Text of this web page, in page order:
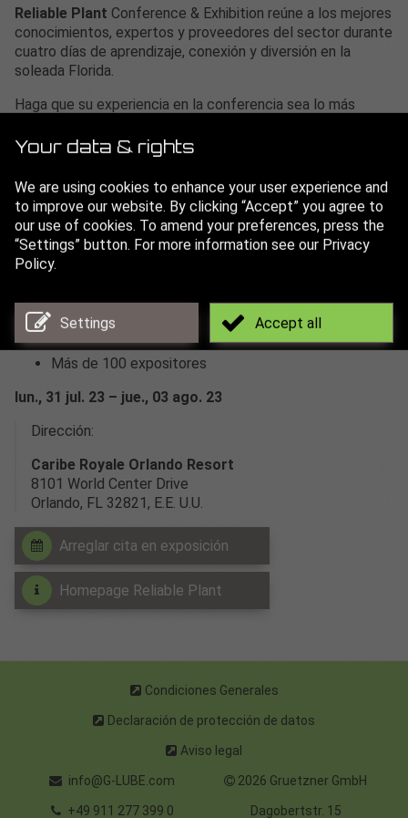
Reliable Plant Conference & Exhibition reúne a los mejores
conocimientos, expertos y proveedores del sector durante
cuatro días de aprendizaje, conexión y diversión en la
soleada Florida.
Haga que su experiencia en la conferencia sea lo más
y descubra herramientas y soluciones entre un amplio
grupo de proveedores mundiales que representan diversas
disciplinas de la fiabilidad.
Con más de 50.000 pies cuadrados de espacio en la sala de
exposiciones, los asistentes pueden reunirse con más de
100 expositores que destacan productos y servicios
innovadores en el transcurso de tres días. Podrá
almuerzo y las recepciones, reunir información práctica y
generar ideas para abordar necesidades específicas.
Más de 100 expositores
lun., 31 jul. 23 – jue., 03 ago. 23
Dirección:
Caribe Royale Orlando Resort
8101 World Center Drive
Orlando, FL 32821, E.E. U.U.
Arreglar cita en exposición
Homepage Reliable Plant
Condiciones Generales
Declaración de protección de datos
Aviso legal
info@G-LUBE.com
+49 911 277 399 0
2026 Gruetzner GmbH
Dagobertstr. 15
Your data & rights
We are using cookies to enhance your user experience and
to improve our website. By clicking “Accept” you agree to
our use of cookies. To amend your preferences, press the
“Settings” button. For more information see our Privacy
Policy.
Settings Accept all